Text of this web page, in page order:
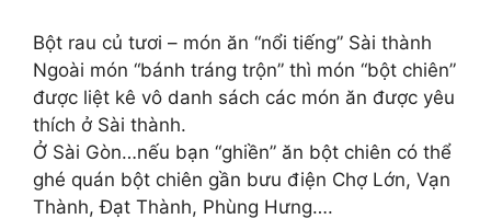
Bột rau củ tươi – món ăn “nổi tiếng” Sài thành
Ngoài món “bánh tráng trộn” thì món “bột chiên”
được liệt kê vô danh sách các món ăn được yêu
thích ở Sài thành.
Ở Sài Gòn…nếu bạn “ghiền” ăn bột chiên có thể
ghé quán bột chiên gần bưu điện Chợ Lớn, Vạn
Thành, Đạt Thành, Phùng Hưng….